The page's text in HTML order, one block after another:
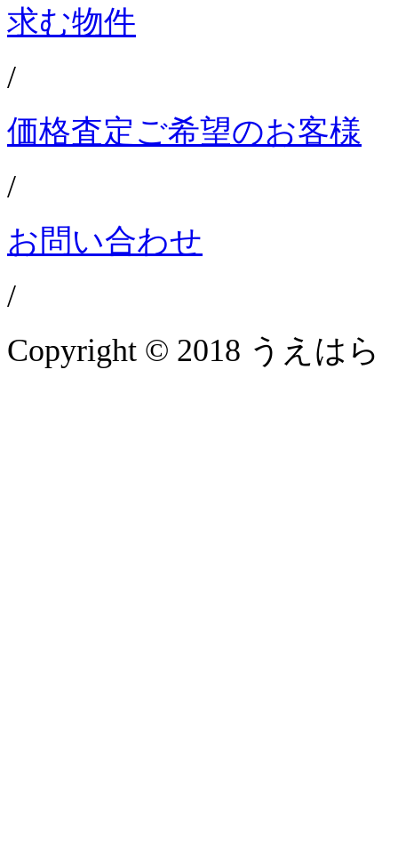
求む物件
/
価格査定ご希望のお客様
/
お問い合わせ
/
Copyright © 2018 うえは